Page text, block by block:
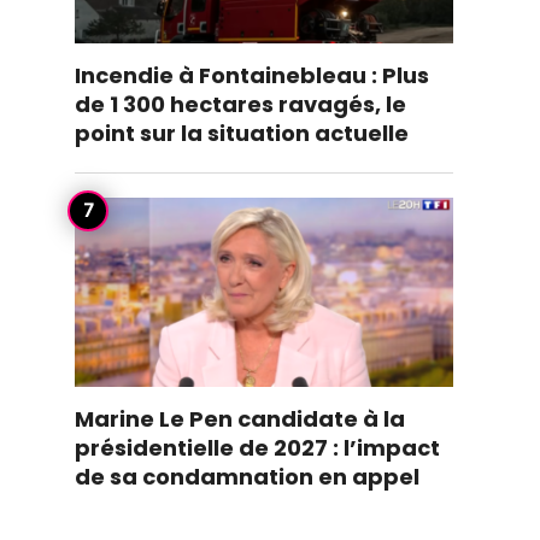
Incendie à Fontainebleau : Plus
de 1 300 hectares ravagés, le
point sur la situation actuelle
Marine Le Pen candidate à la
présidentielle de 2027 : l’impact
de sa condamnation en appel